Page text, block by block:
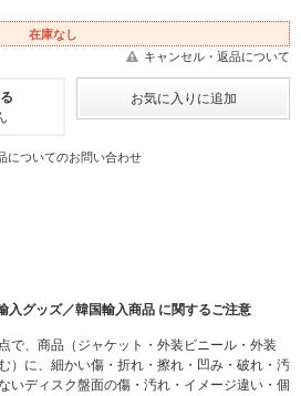
在庫なし
キャンセル・返品について
についてのお問い合わせ
入グッズ／韓国輸入商品 に関するご注意
で、商品（ジャケット・外装ビニール・外装
）に、細かい傷・折れ・擦れ・凹み・破れ・汚
いディスク盤面の傷・汚れ・イメージ違い・個